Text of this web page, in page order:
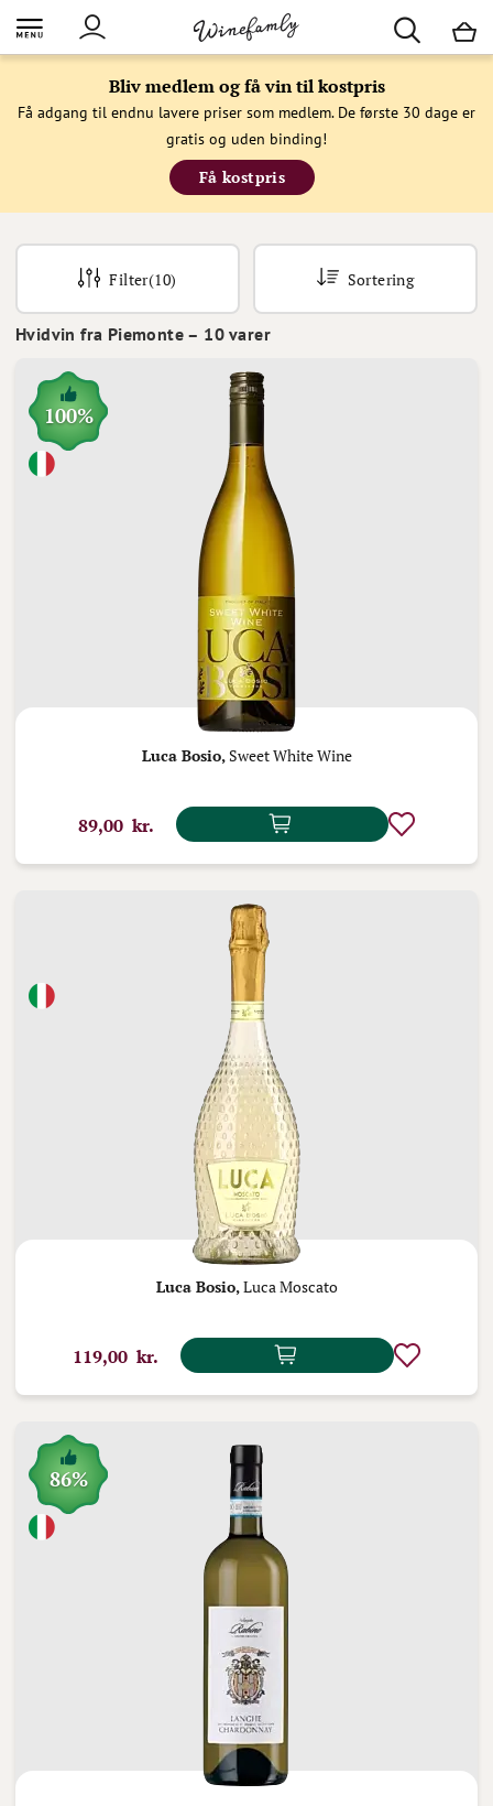
Bliv medlem og få vin til kostpris
Få adgang til endnu lavere priser som medlem. De første 30 dage er
gratis og uden binding!
Få kostpris
Hvidvin fra Piemonte – 10 varer
Filter(10) Sortering
100%
Luca Bosio, Sweet White Wine
89,00 kr.
Luca Bosio,Luca Moscato
119,00 kr.
86%